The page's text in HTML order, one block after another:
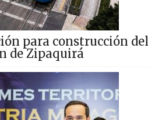
para construcción del
de Zipaquirá